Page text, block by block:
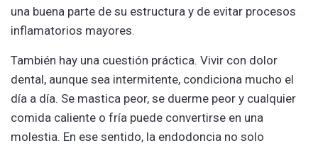
una buena parte de su estructura y de evitar procesos
inflamatorios mayores.
También hay una cuestión práctica. Vivir con dolor
dental, aunque sea intermitente, condiciona mucho el
día a día. Se mastica peor, se duerme peor y cualquier
comida caliente o fría puede convertirse en una
molestia. En ese sentido, la endodoncia no solo